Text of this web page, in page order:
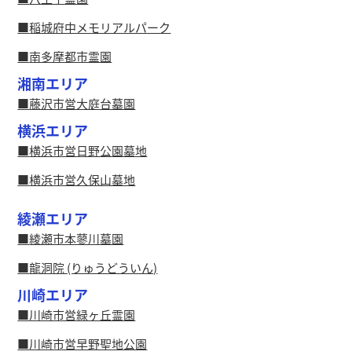
稲城府中メモリアルパーク
南多摩都市霊園
湘南エリア
藤沢市営大庭台墓園
横浜エリア
横浜市営日野公園墓地
横浜市営久保山墓地
綾瀬エリア
綾瀬市本蓼川墓園
龍洞院 (りゅうどういん)
川崎エリア
川崎市営緑ヶ丘霊園
川崎市営早野聖地公園